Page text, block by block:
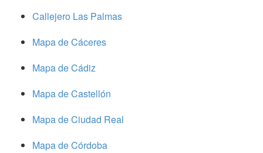
Callejero Las Palmas
Mapa de Cáceres
Mapa de Cádiz
Mapa de Castellón
Mapa de Ciudad Real
Mapa de Córdoba